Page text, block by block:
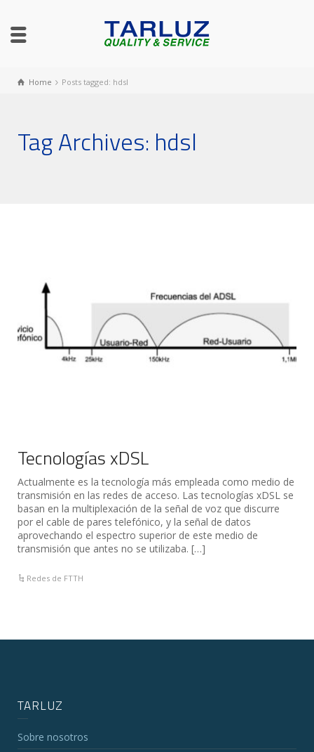
Home Posts tagged: hdsl
Tag Archives: hdsl
Tecnologías xDSL
Actualmente es la tecnología más empleada como medio de
transmisión en las redes de acceso. Las tecnologías xDSL se
basan en la multiplexación de la señal de voz que discurre
por el cable de pares telefónico, y la señal de datos
aprovechando el espectro superior de este medio de
transmisión que antes no se utilizaba. […]
Redes de FTTH
TARLUZ
Sobre nosotros